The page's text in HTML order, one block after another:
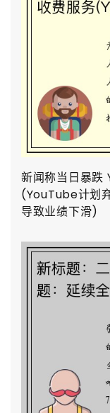
新闻称当日暴
(YouTube计划
导致业绩下滑)